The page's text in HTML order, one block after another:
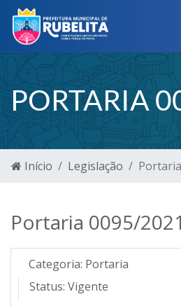
PORTARIA
Início Legislação
Portaria 0095/2021
Categoria: Portaria
Status: Vigente